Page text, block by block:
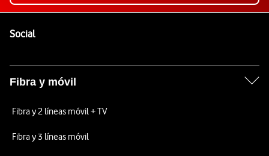
SocialEnlaces a las redes sociales de Vodafone
Fibra y móvil
Fibra y 2 líneas móvil + TV
Fibra y 3 líneas móvil